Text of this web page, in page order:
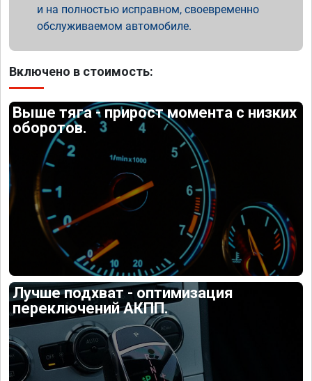
и на полностью исправном, своевременно
обслуживаемом автомобиле.
Включено в стоимость:
Выше тяга - прирост момента с низких
оборотов.
Лучше подхват - оптимизация
переключений АКПП.